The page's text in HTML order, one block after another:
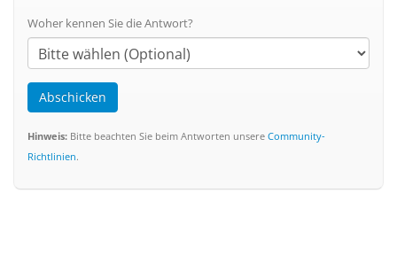
Woher kennen Sie die Antwort?
Abschicken
Hinweis: Bitte beachten Sie beim Antworten unsere Community-
Richtlinien.